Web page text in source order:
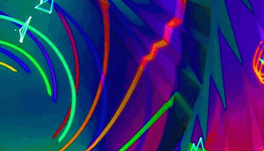
Exporter les lignes sélectionnées
Exporter toutes les colonnes
Exporter uniquement les colonnes affichées
Menu
<
>
Appel à contributions
AUTRES PASSIONS PEINTURE ETC
PASSION HISTOIRE
PASSION PHOTOS
PASSION LECTURE ET MUSIQUE